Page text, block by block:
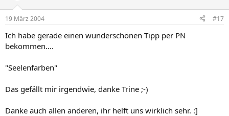
19 März 2004 #17
Ich habe gerade einen wunderschönen Tipp per PN
bekommen....
"Seelenfarben"
Das gefällt mir irgendwie, danke Trine ;-)
Danke auch allen anderen, ihr helft uns wirklich sehr. :]